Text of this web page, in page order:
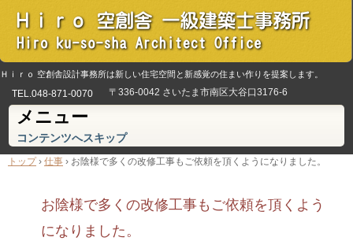
Ｈｉｒｏ 空創舎設計事務所は新しい住宅空間と新感覚の住まい作りを提案します。
TEL.048-871-0070 〒336-0042 さいたま市南区大谷口3176-6
メニュー
コンテンツへスキップ
トップ › 仕事 › お陰様で多くの改修工事もご依頼を頂くようになりました。
お陰様で多くの改修工事もご依頼を頂くよう
になりました。